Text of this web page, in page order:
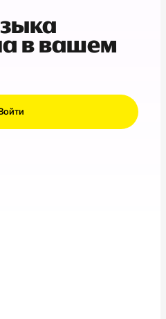
в вашем